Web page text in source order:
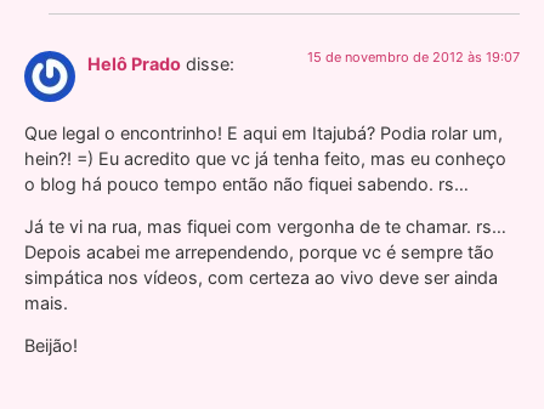
Helô Prado disse: 15 de novembro de 2012 às 19:07
Que legal o encontrinho! E aqui em Itajubá? Podia rolar um,
hein?! =) Eu acredito que vc já tenha feito, mas eu conheço
o blog há pouco tempo então não fiquei sabendo. rs…
Já te vi na rua, mas fiquei com vergonha de te chamar. rs…
Depois acabei me arrependendo, porque vc é sempre tão
simpática nos vídeos, com certeza ao vivo deve ser ainda
mais.
Beijão!